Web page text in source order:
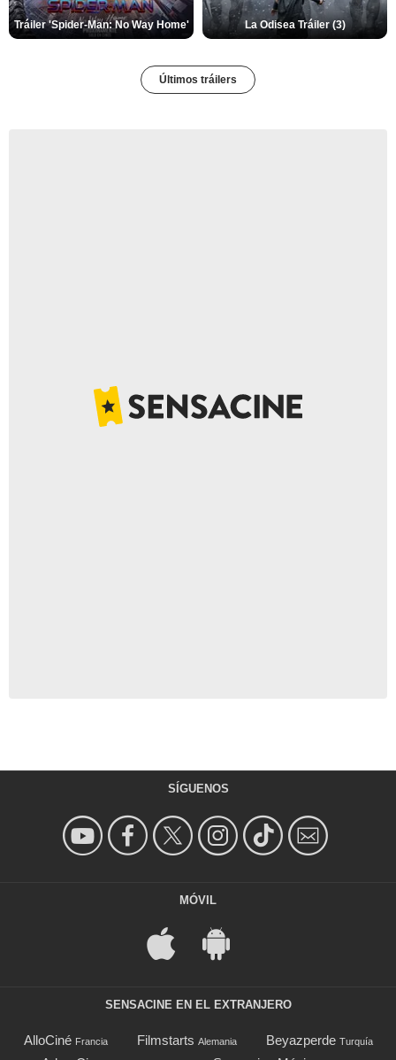
Tráiler 'Spider-Man: No Way Home' La Odisea Tráiler (3)
Últimos tráilers
SÍGUENOS
MÓVIL
SENSACINE EN EL EXTRANJERO
AlloCiné Francia Filmstarts Alemania Beyazperde Turquía